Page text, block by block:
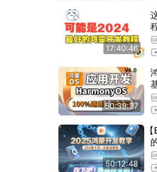
46-网络http请求
47-http请求-
48-第一季-收官寄语
17:40:46
50:39:37
50:12:48